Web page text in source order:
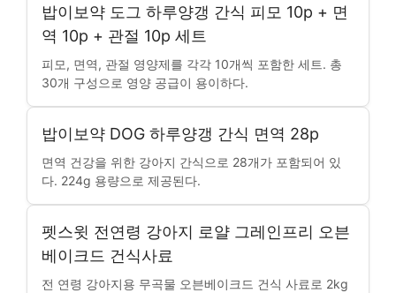
밥이보약 도그 하루양갱 간식 피모 10p + 면
역 10p + 관절 10p 세트
피모, 면역, 관절 영양제를 각각 10개씩 포함한 세트. 총
30개 구성으로 영양 공급이 용이하다.
밥이보약 DOG 하루양갱 간식 면역 28p
면역 건강을 위한 강아지 간식으로 28개가 포함되어 있
다. 224g 용량으로 제공된다.
펫스윗 전연령 강아지 로얄 그레인프리 오븐
베이크드 건식사료
전 연령 강아지용 무곡물 오븐베이크드 건식 사료로 2kg